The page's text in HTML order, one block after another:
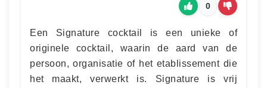
0
Een Signature cocktail is een unieke of
originele cocktail, waarin de aard van de
persoon, organisatie of het etablissement die
het maakt, verwerkt is. Signature is vrij